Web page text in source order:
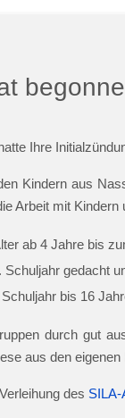
Ihre
Kindern aus
Arbeit mit
ab 4 Jahre bis
gedacht
bis 16
durch gut
aus den
des SILA-